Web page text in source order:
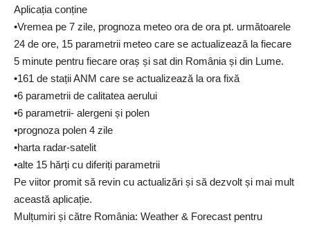
Aplicația conține
•Vremea pe 7 zile, prognoza meteo ora de ora pt. următoarele
24 de ore, 15 parametrii meteo care se actualizează la fiecare
5 minute pentru fiecare oraș și sat din România și din Lume.
•161 de stații ANM care se actualizează la ora fixă
•6 parametrii de calitatea aerului
•6 parametrii- alergeni și polen
•prognoza polen 4 zile
•harta radar-satelit
•alte 15 hărți cu diferiți parametrii
Pe viitor promit să revin cu actualizări și să dezvolt și mai mult
această aplicație.
Mulțumiri și către România: Weather & Forecast pentru